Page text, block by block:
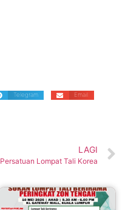
Telegram Email
LAGI
Persatuan Lompat Tali Korea